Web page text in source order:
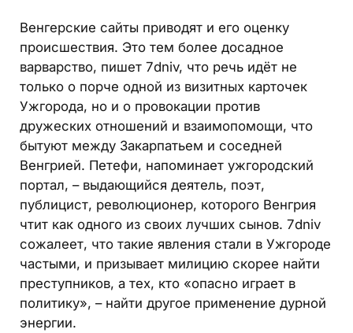
Венгерские сайты приводят и его оценку
происшествия. Это тем более досадное
варварство, пишет 7dniv, что речь идёт не
только о порче одной из визитных карточек
Ужгорода, но и о провокации против
дружеских отношений и взаимопомощи, что
бытуют между Закарпатьем и соседней
Венгрией. Петефи, напоминает ужгородский
портал, – выдающийся деятель, поэт,
публицист, революционер, которого Венгрия
чтит как одного из своих лучших сынов. 7dniv
сожалеет, что такие явления стали в Ужгороде
частыми, и призывает милицию скорее найти
преступников, а тех, кто «опасно играет в
политику», – найти другое применение дурной
энергии.